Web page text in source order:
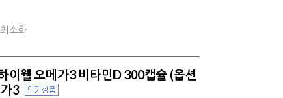
소화
이웰 오메가3 비타민D 300캡슐 (옵션
3